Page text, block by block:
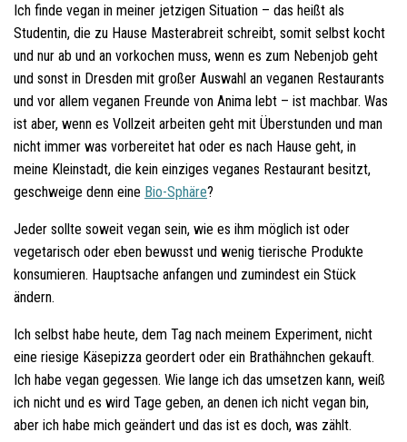
Ich finde vegan in meiner jetzigen Situation – das heißt als
Studentin, die zu Hause Masterabreit schreibt, somit selbst kocht
und nur ab und an vorkochen muss, wenn es zum Nebenjob geht
und sonst in Dresden mit großer Auswahl an veganen Restaurants
und vor allem veganen Freunde von Anima lebt – ist machbar. Was
ist aber, wenn es Vollzeit arbeiten geht mit Überstunden und man
nicht immer was vorbereitet hat oder es nach Hause geht, in
meine Kleinstadt, die kein einziges veganes Restaurant besitzt,
geschweige denn eine Bio-Sphäre?
Jeder sollte soweit vegan sein, wie es ihm möglich ist oder
vegetarisch oder eben bewusst und wenig tierische Produkte
konsumieren. Hauptsache anfangen und zumindest ein Stück
ändern.
Ich selbst habe heute, dem Tag nach meinem Experiment, nicht
eine riesige Käsepizza geordert oder ein Brathähnchen gekauft.
Ich habe vegan gegessen. Wie lange ich das umsetzen kann, weiß
ich nicht und es wird Tage geben, an denen ich nicht vegan bin,
aber ich habe mich geändert und das ist es doch, was zählt.